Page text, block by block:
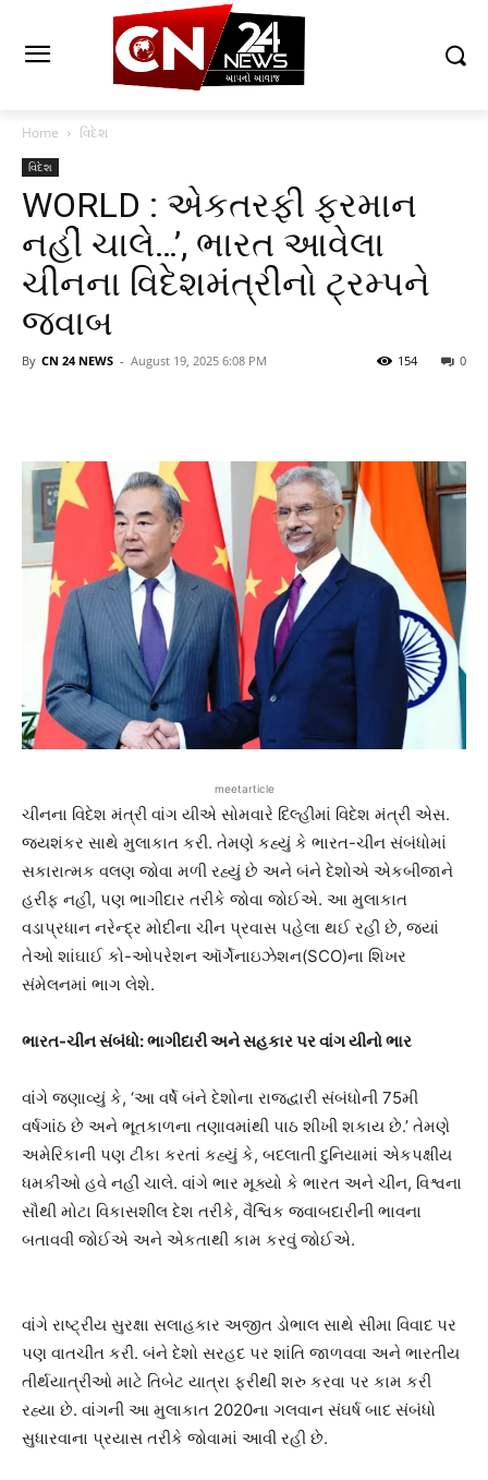
Home વિદેશ
વિદેશ
WORLD : એકતરફી ફરમાન
નહીં ચાલે…’, ભારત આવેલા
ચીનના વિદેશમંત્રીનો ટ્રમ્પને
જવાબ
By CN 24 NEWS - August 19, 2025 6:08 PM 0
154
meetarticle
ચીનના વિદેશ મંત્રી વાંગ યીએ સોમવારે દિલ્હીમાં વિદેશ મંત્રી એસ.
જયશંકર સાથે મુલાકાત કરી. તેમણે કહ્યું કે ભારત-ચીન સંબંધોમાં
સકારાત્મક વલણ જોવા મળી રહ્યું છે અને બંને દેશોએ એકબીજાને
હરીફ નહીં, પણ ભાગીદાર તરીકે જોવા જોઈએ. આ મુલાકાત
વડાપ્રધાન નરેન્દ્ર મોદીના ચીન પ્રવાસ પહેલા થઈ રહી છે, જ્યાં
તેઓ શાંઘાઈ કો-ઓપરેશન ઑર્ગેનાઇઝેશન(SCO)ના શિખર
સંમેલનમાં ભાગ લેશે.
ભારત-ચીન સંબંધો: ભાગીદારી અને સહકાર પર વાંગ યીનો ભાર
વાંગે જણાવ્યું કે, ‘આ વર્ષે બંને દેશોના રાજદ્વારી સંબંધોની 75મી
વર્ષગાંઠ છે અને ભૂતકાળના તણાવમાંથી પાઠ શીખી શકાય છે.’ તેમણે
અમેરિકાની પણ ટીકા કરતાં કહ્યું કે, બદલાતી દુનિયામાં એકપક્ષીય
ધમકીઓ હવે નહીં ચાલે. વાંગે ભાર મૂક્યો કે ભારત અને ચીન, વિશ્વના
સૌથી મોટા વિકાસશીલ દેશ તરીકે, વૈશ્વિક જવાબદારીની ભાવના
બતાવવી જોઈએ અને એકતાથી કામ કરવું જોઈએ.
વાંગે રાષ્ટ્રીય સુરક્ષા સલાહકાર અજીત ડોભાલ સાથે સીમા વિવાદ પર
પણ વાતચીત કરી. બંને દેશો સરહદ પર શાંતિ જાળવવા અને ભારતીય
તીર્થયાત્રીઓ માટે તિબેટ યાત્રા ફરીથી શરુ કરવા પર કામ કરી
રહ્યા છે. વાંગની આ મુલાકાત 2020ના ગલવાન સંઘર્ષ બાદ સંબંધો
સુધારવાના પ્રયાસ તરીકે જોવામાં આવી રહી છે.